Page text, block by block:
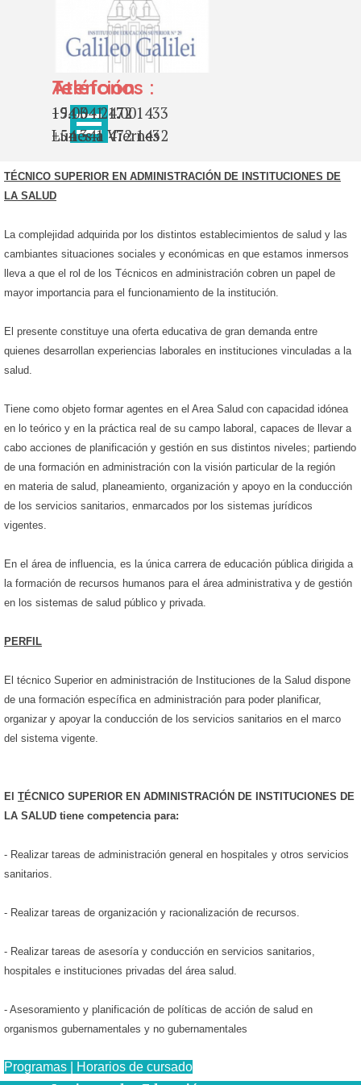
Atención
19.00 - 21.00
Lunes a Viernes
Teléfonos :
+54 341 472 1433
+54 341 472 1432
Saltar menú
TÉCNICO SUPERIOR EN ADMINISTRACIÓN DE INSTITUCIONES DE
LA SALUD
La complejidad adquirida por los distintos establecimientos de salud y las
cambiantes situaciones sociales y económicas en que estamos inmersos
lleva a que el rol de los Técnicos en administración cobren un papel de
mayor importancia para el funcionamiento de la institución.
El presente constituye una oferta educativa de gran demanda entre
quienes desarrollan experiencias laborales en instituciones vinculadas a la
salud.
Tiene como objeto formar agentes en el Area Salud con capacidad idónea
en lo teórico y en la práctica real de su campo laboral, capaces de llevar a
cabo acciones de planificación y gestión en sus distintos niveles; partiendo
de una formación en administración con la visión particular de la región
en materia de salud, planeamiento, organización y apoyo en la conducción
de los servicios sanitarios, enmarcados por los sistemas jurídicos
vigentes.
En el área de influencia, es la única carrera de educación pública dirigida a
la formación de recursos humanos para el área administrativa y de gestión
en los sistemas de salud público y privada.
PERFIL
El técnico Superior en administración de Instituciones de la Salud dispone
de una formación específica en administración para poder planificar,
organizar y apoyar la conducción de los servicios sanitarios en el marco
del sistema vigente.
El TÉCNICO SUPERIOR EN ADMINISTRACIÓN DE INSTITUCIONES DE
LA SALUD tiene competencia para:
- Realizar tareas de administración general en hospitales y otros servicios
sanitarios.
- Realizar tareas de organización y racionalización de recursos.
- Realizar tareas de asesoría y conducción en servicios sanitarios,
hospitales e instituciones privadas del área salud.
- Asesoramiento y planificación de políticas de acción de salud en
organismos gubernamentales y no gubernamentales
Programas | Horarios de cursado